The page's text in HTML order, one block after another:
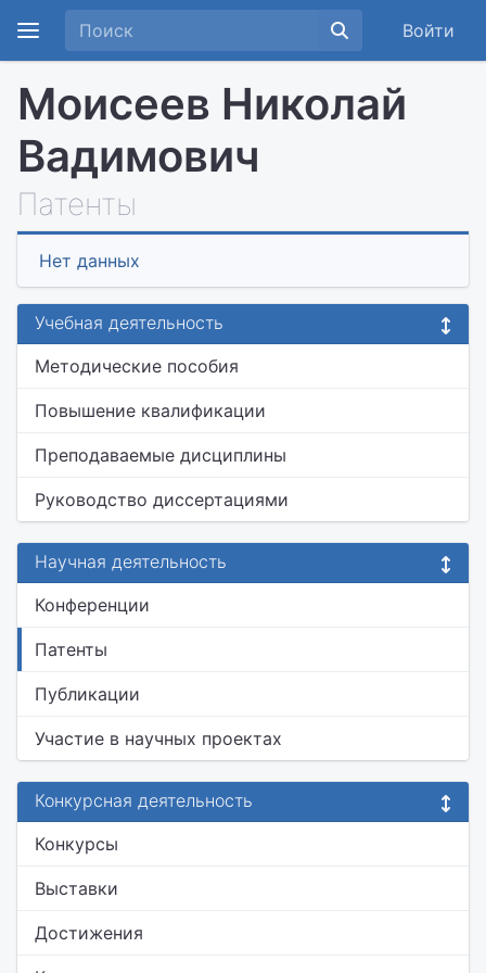
Войти
Моисеев Николай
Вадимович
Патенты
Нет данных
Учебная деятельность
Методические пособия
Повышение квалификации
Преподаваемые дисциплины
Руководство диссертациями
Научная деятельность
Конференции
Патенты
Публикации
Участие в научных проектах
Конкурсная деятельность
Конкурсы
Выставки
Достижения